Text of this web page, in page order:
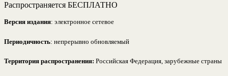
Распространяется БЕСПЛАТНО
Версия издания: электронное сетевое
Периодичность: непрерывно обновляемый
Территория распространения: Российская Федерация, зарубежные страны